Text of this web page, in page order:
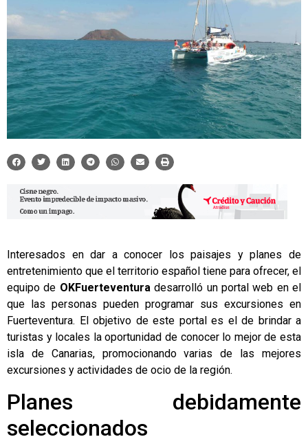
Interesados en dar a conocer los paisajes y planes de
entretenimiento que el territorio español tiene para ofrecer, el
equipo de OKFuerteventuradesarrolló un portal web en el
que las personas pueden programar sus excursiones en
Fuerteventura. El objetivo de este portal es el de brindar a
turistas y locales la oportunidad de conocer lo mejor de esta
isla de Canarias, promocionando varias de las mejores
excursiones y actividades de ocio de la región.
Planes debidamente
seleccionados